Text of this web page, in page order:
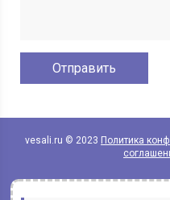
vesali.ru © 2023 Политика